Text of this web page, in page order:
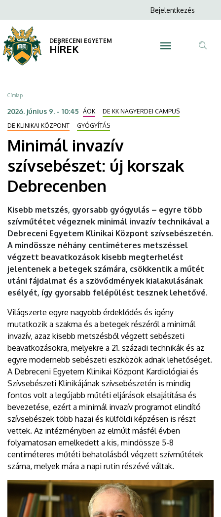
invazív
szívsebészet:
korszak
Debrecenben
DEBRECENI
EGYETEM
a
tartalomra
Anonim
menüje
Bejelentkezés
DEBRECENI EGYETEM
HÍREK
Morzsa
Címlap
2026. június 9. - 10:45 ÁOK
DE KK NAGYERDEI CAMPUS
DE KLINIKAI KÖZPONT
GYÓGYÍTÁS
Minimál invazív
szívsebészet: új korszak
Debrecenben
Kisebb metszés, gyorsabb gyógyulás – egyre több
szívműtétet végeznek minimál invazív technikával a
Debreceni Egyetem Klinikai Központ szívsebészetén.
A mindössze néhány centiméteres metszéssel
végzett beavatkozások kisebb megterhelést
jelentenek a betegek számára, csökkentik a műtét
utáni fájdalmat és a szövődmények kialakulásának
esélyét, így gyorsabb felépülést tesznek lehetővé.
Világszerte egyre nagyobb érdeklődés és igény
mutatkozik a szakma és a betegek részéről a minimál
invazív, azaz kisebb metszésből végzett sebészeti
beavatkozásokra, melyekre a 21. századi technikák és az
egyre modernebb sebészeti eszközök adnak lehetőséget.
A Debreceni Egyetem Klinikai Központ Kardiológiai és
Szívsebészeti Klinikájának szívsebészetén is mindig
fontos volt a legújabb műtéti eljárások elsajátítása és
bevezetése, ezért a minimál invazív programot elindító
szívsebészek több hazai és külföldi képzésen is részt
vettek. Az intézményben az elmúlt másfél évben
folyamatosan emelkedett a kis, mindössze 5-8
centiméteres műtéti behatolásból végzett szívműtétek
száma, melyek mára a napi rutin részévé váltak.